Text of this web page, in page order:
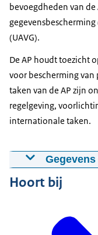
bevoegdheden van
gegevensbescherming
(UAVG).
De AP houdt toezicht
voor bescherming van
taken van de AP zijn
regelgeving,
internationale taken.
Hoort bij